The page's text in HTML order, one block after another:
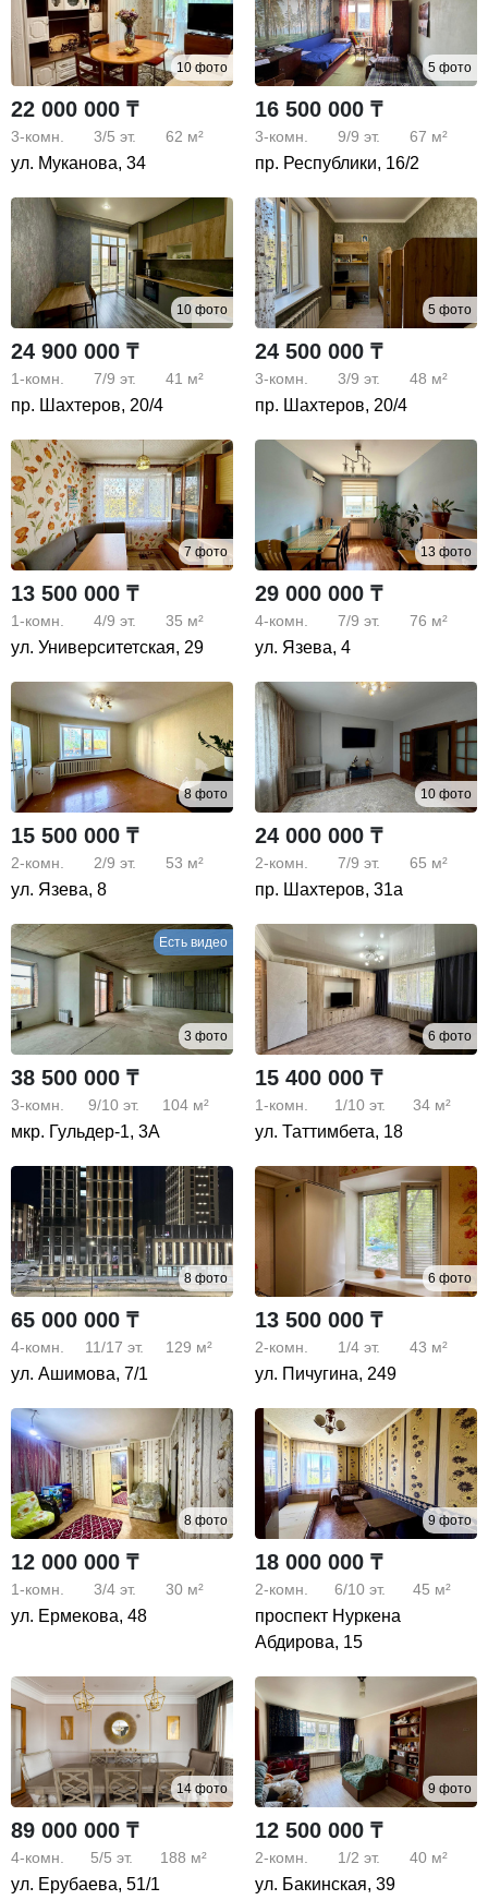
10 фото
22 000 000 ₸
3-комн. 3/5 эт. 62 м²
ул. Муканова, 34
5 фото
16 500 000 ₸
3-комн. 9/9 эт. 67 м²
пр. Республики, 16/2
10 фото
24 900 000 ₸
1-комн. 7/9 эт. 41 м²
пр. Шахтеров, 20/4
5 фото
24 500 000 ₸
3-комн. 3/9 эт. 48 м²
пр. Шахтеров, 20/4
7 фото
13 500 000 ₸
1-комн. 4/9 эт. 35 м²
ул. Университетская, 29
13 фото
29 000 000 ₸
4-комн. 7/9 эт. 76 м²
ул. Язева, 4
8 фото
15 500 000 ₸
2-комн. 2/9 эт. 53 м²
ул. Язева, 8
10 фото
24 000 000 ₸
2-комн. 7/9 эт. 65 м²
пр. Шахтеров, 31а
3 фото
Есть видео
38 500 000 ₸
3-комн. 9/10 эт. 104 м²
мкр. Гульдер-1, 3А
6 фото
15 400 000 ₸
1-комн. 1/10 эт. 34 м²
ул. Таттимбета, 18
8 фото
65 000 000 ₸
4-комн. 11/17 эт. 129 м²
ул. Ашимова, 7/1
6 фото
13 500 000 ₸
2-комн. 1/4 эт. 43 м²
ул. Пичугина, 249
8 фото
12 000 000 ₸
1-комн. 3/4 эт. 30 м²
ул. Ермекова, 48
9 фото
18 000 000 ₸
2-комн. 6/10 эт. 45 м²
проспект Нуркена
Абдирова, 15
14 фото
89 000 000 ₸
4-комн. 5/5 эт. 188 м²
ул. Ерубаева, 51/1
9 фото
12 500 000 ₸
2-комн. 1/2 эт. 40 м²
ул. Бакинская, 39